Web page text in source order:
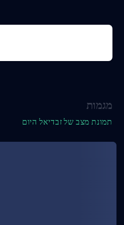
מגמות
תמונת מצב של זבדיאל היום